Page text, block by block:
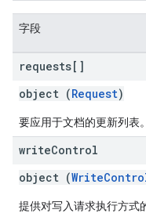
字段
requests[]
object (Request)
要应用于文档的更新列表。
writeControl
object (
提供对写入请求执行方式